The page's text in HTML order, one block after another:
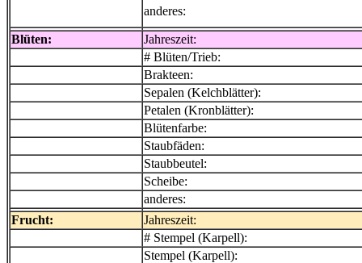
anderes:
Blüten:
Jahreszeit:
# Blüten/Trieb:
Brakteen:
Sepalen (Kelchblätter):
Petalen (Kronblätter):
Blütenfarbe:
Staubfäden:
Staubbeutel:
Scheibe:
anderes:
Frucht:
Jahreszeit:
# Stempel (Karpell):
Stempel (Karpell):